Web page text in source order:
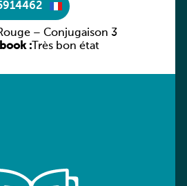
– Conjugaison 3
:Très bon état